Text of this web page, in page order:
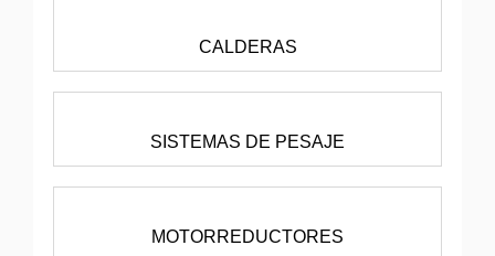
CALDERAS
SISTEMAS DE PESAJE
MOTORREDUCTORES